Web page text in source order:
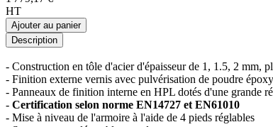
HT
Ajouter au panier
Description
- Construction en tôle d'acier d'épaisseur de 1, 1.5, 2 mm,
- Finition externe vernis avec pulvérisation de poudre
- Panneaux de finition interne en HPL dotés d'une grande
- Certification selon norme EN14727 et EN61010
- Mise à niveau de l'armoire à l'aide de 4 pieds réglables